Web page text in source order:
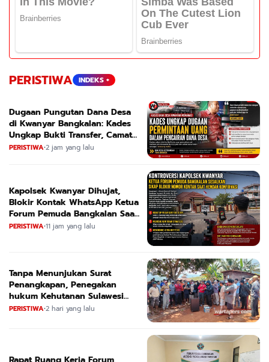
PERISTIWA INDEKS +
Dugaan Pungutan Dana Desa
di Kwanyar Bangkalan: Kades
Ungkap Bukti Transfer, Camat
Beri Bantahan Tegas
PERISTIWA•2 jam yang lalu
Kapolsek Kwanyar Dihujat,
Blokir Kontak WhatsApp Ketua
Forum Pemuda Bangkalan Saat
Dikonfirmasi
PERISTIWA•11 jam yang lalu
Tanpa Menunjukan Surat
Penangkapan, Penegakan
hukum Kehutanan Sulawesi
Selatan Culik Petani Ladah Di
PERISTIWA•2 hari yang lalu